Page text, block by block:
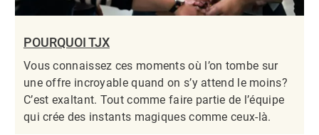
POURQUOI TJX
Vous connaissez ces moments où l’on tombe sur
une offre incroyable quand on s’y attend le moins?
C’est exaltant. Tout comme faire partie de l’équipe
qui crée des instants magiques comme ceux-là.​​​​​​​